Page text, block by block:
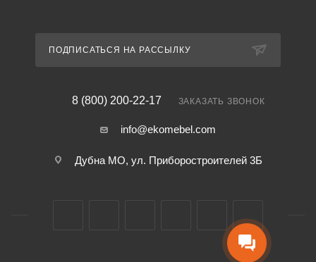
ПОДПИСАТЬСЯ НА РАССЫЛКУ
8 (800) 200-22-17 ЗАКАЗАТЬ ЗВОНОК
info@ekomebel.com
Дубна МО, ул. Приборостроителей 3Б